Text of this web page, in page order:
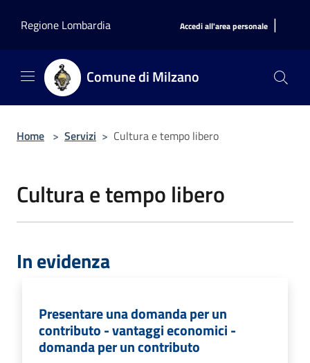
Regione Lombardia
Accedi all'area personale |
Comune di Milzano
Home > Servizi > Cultura e tempo libero
Cultura e tempo libero
In evidenza
Presentare una domanda per un
contributo - vantaggi economici -
domanda per un contributo